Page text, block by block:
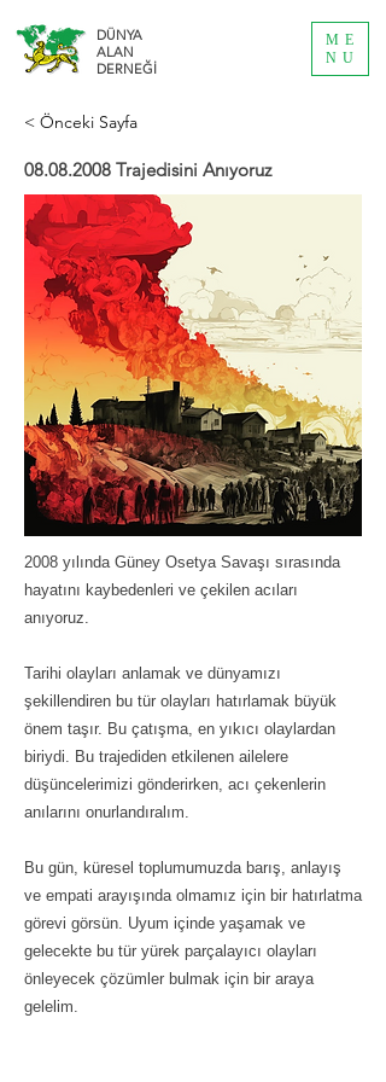
DÜNYA
ALAN
DERNEĞİ
ME
NU
< Önceki Sayfa
08.08.2008 Trajedisini Anıyoruz
2008 yılında Güney Osetya Savaşı sırasında
hayatını kaybedenleri ve çekilen acıları
anıyoruz.
Tarihi olayları anlamak ve dünyamızı
şekillendiren bu tür olayları hatırlamak büyük
önem taşır. Bu çatışma, en yıkıcı olaylardan
biriydi. Bu trajediden etkilenen ailelere
düşüncelerimizi gönderirken, acı çekenlerin
anılarını onurlandıralım.
Bu gün, küresel toplumumuzda barış, anlayış
ve empati arayışında olmamız için bir hatırlatma
görevi görsün. Uyum içinde yaşamak ve
gelecekte bu tür yürek parçalayıcı olayları
önleyecek çözümler bulmak için bir araya
gelelim.